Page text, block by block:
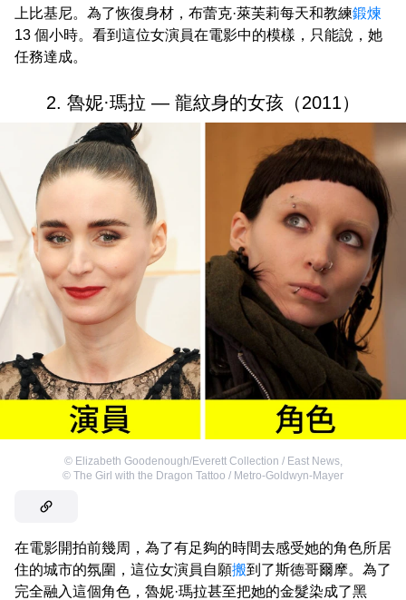
上比基尼。為了恢復身材，布蕾克·萊芙莉每天和教練鍛煉
13 個小時。看到這位女演員在電影中的模樣，只能說，她
任務達成。
2. 魯妮·瑪拉 — 龍紋身的女孩（2011）
© Elizabeth Goodenough/Everett Collection / East News,
© The Girl with the Dragon Tattoo / Metro-Goldwyn-Mayer
在電影開拍前幾周，為了有足夠的時間去感受她的角色所居
住的城市的氛圍，這位女演員自願搬到了斯德哥爾摩。為了
完全融入這個角色，魯妮·瑪拉甚至把她的金髮染成了黑